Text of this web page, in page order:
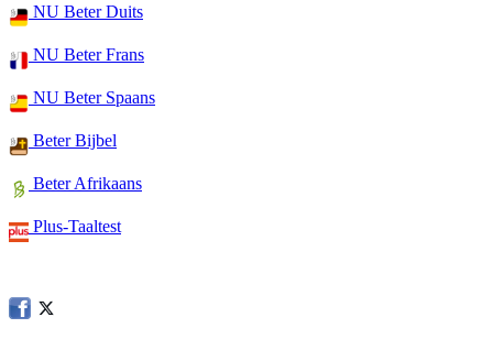
NU Beter Duits
NU Beter Frans
NU Beter Spaans
Beter Bijbel
Beter Afrikaans
Plus-Taaltest